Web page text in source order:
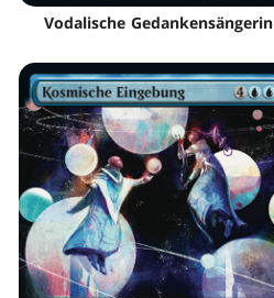
Vodalische Gedankensängerin